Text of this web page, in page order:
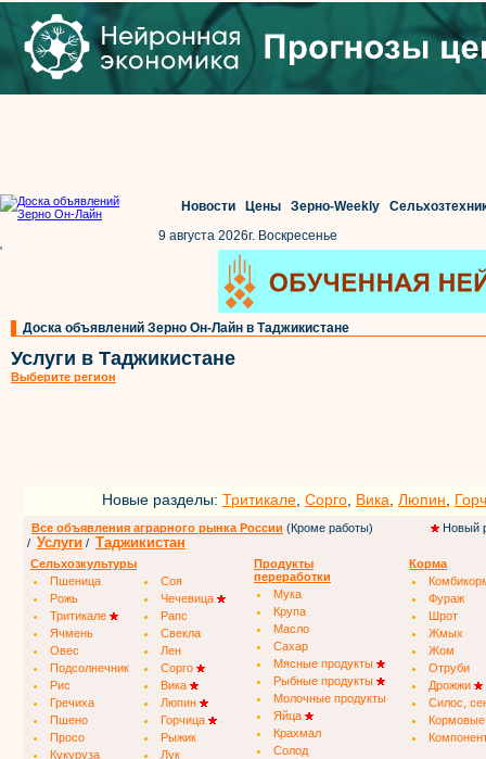
Новости Цены Зерно-Weekly
9 августа 2026г. Воскресенье
'
Доска объявлений Зерно Он-Лайн в Таджикистане
Услуги в Таджикистане
Выберите регион
Новые разделы: Тритикале Сорго Вика Люпин
Все объявления аграрного рынка России (Кроме работы)
Новый
/ Услуги / Таджикистан
Сельхозкультуры
Пшеница
Соя
Рожь
Чечевица
Тритикале
Рапс
Ячмень
Свекла
Овес
Лен
Подсолнечник
Сорго
Рис
Вика
Гречиха
Люпин
Пшено
Горчица
Просо
Рыжик
Кукуруза
Лук
Продукты
переработки
Мука
Крупа
Масло
Сахар
Мясные продукты
Рыбные продукты
Молочные продукты
Яйца
Крахмал
Солод
Корма
Фураж
Шрот
Жмых
Жом
Отруби
Дрожжи
Силос,